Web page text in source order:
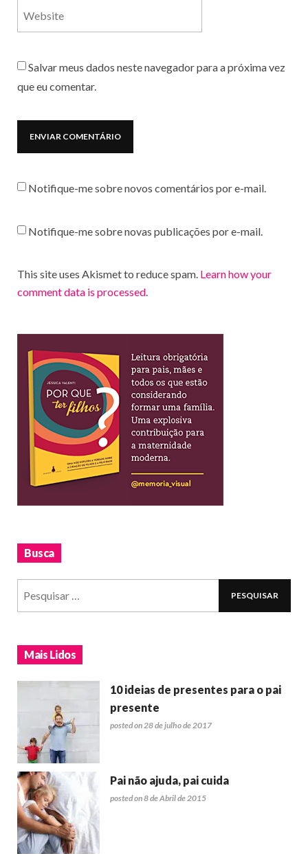
Salvar meus dados neste navegador para a próxima vez
que eu comentar.
Notifique-me sobre novos comentários por e-mail.
Notifique-me sobre novas publicações por e-mail.
This site uses Akismet to reduce spam. Learn how your
comment data is processed.
Busca
Mais Lidos
10 ideias de presentes para o pai
presente
posted on 28 de julho de 2017
Pai não ajuda, pai cuida
posted on 8 de Abril de 2015